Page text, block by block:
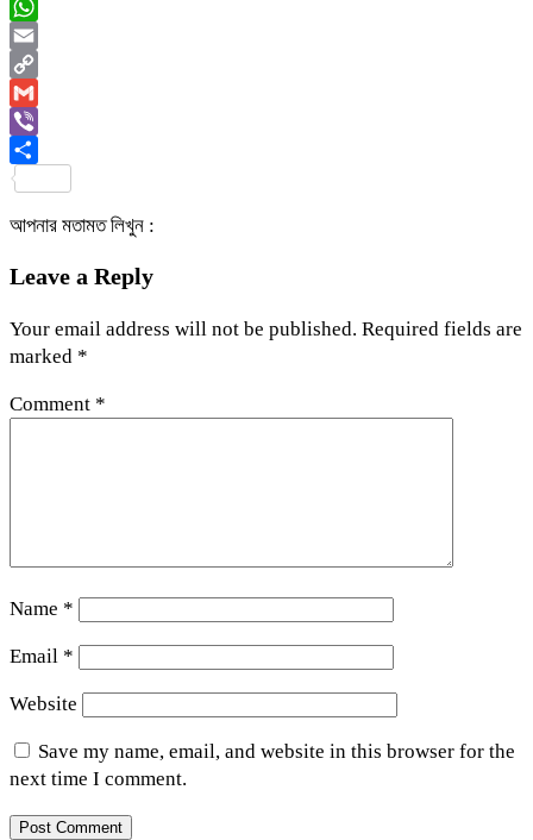
Messenger
WhatsApp
Email
Copy
Link
Gmail
Viber
আপনার মতামত লিখুন :
Leave a Reply
Your email address will not be published. Required fields are
marked *
Comment *
Name *
Email *
Website
Save my name, email, and website in this browser for the
next time I comment.